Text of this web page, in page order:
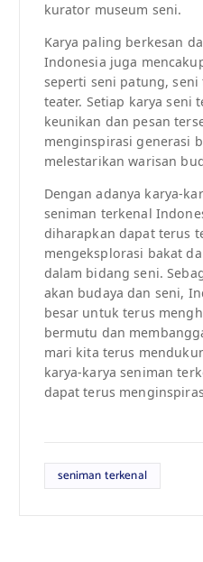
kurator museum seni.
Karya paling berkesan
Indonesia juga
seperti seni patung,
teater. Setiap karya seni
keunikan dan pesan
menginspirasi generasi
melestarikan warisan
Dengan adanya karya-
seniman terkenal
diharapkan dapat terus
mengeksplorasi bakat
dalam bidang seni.
akan budaya dan seni,
besar untuk terus
bermutu dan
mari kita terus
karya-karya seniman
dapat terus
seniman terkenal